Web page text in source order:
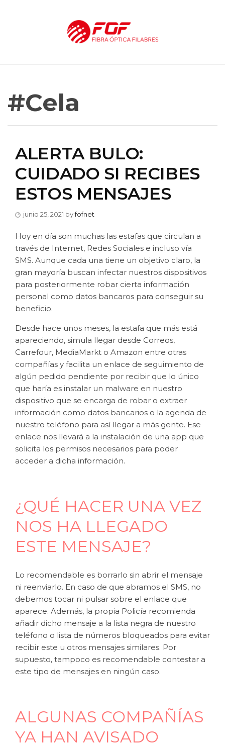
#Cela
ALERTA BULO:
CUIDADO SI RECIBES
ESTOS MENSAJES
junio 25, 2021 byfofnet
Hoy en día son muchas las estafas que circulan a
través de Internet, Redes Sociales e incluso vía
SMS. Aunque cada una tiene un objetivo claro, la
gran mayoría buscan infectar nuestros dispositivos
para posteriormente robar cierta información
personal como datos bancaros para conseguir su
beneficio.
Desde hace unos meses, la estafa que más está
apareciendo, simula llegar desde Correos,
Carrefour, MediaMarkt o Amazon entre otras
compañías y facilita un enlace de seguimiento de
algún pedido pendiente por recibir que lo único
que haría es instalar un malware en nuestro
dispositivo que se encarga de robar o extraer
información como datos bancarios o la agenda de
nuestro teléfono para así llegar a más gente. Ese
enlace nos llevará a la instalación de una app que
solicita los permisos necesarios para poder
acceder a dicha información.
¿QUÉ HACER UNA VEZ
NOS HA LLEGADO
ESTE MENSAJE?
Lo recomendable es borrarlo sin abrir el mensaje
ni reenviarlo. En caso de que abramos el SMS, no
debemos tocar ni pulsar sobre el enlace que
aparece. Además, la propia Policía recomienda
añadir dicho mensaje a la lista negra de nuestro
teléfono o lista de números bloqueados para evitar
recibir este u otros mensajes similares. Por
supuesto, tampoco es recomendable contestar a
este tipo de mensajes en ningún caso.
ALGUNAS COMPAÑÍAS
YA HAN AVISADO